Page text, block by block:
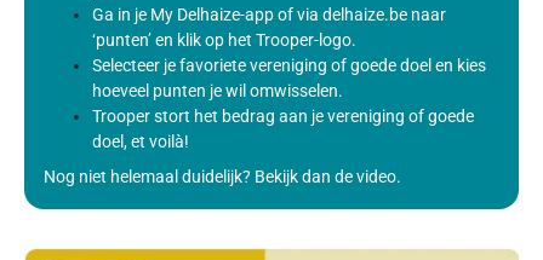
Ga in je My Delhaize-app of via delhaize.be naar
‘punten’ en klik op het Trooper-logo.
Selecteer je favoriete vereniging of goede doel en kies
hoeveel punten je wil omwisselen.
Trooper stort het bedrag aan je vereniging of goede
doel, et voilà!
Nog niet helemaal duidelijk? Bekijk dan de video.